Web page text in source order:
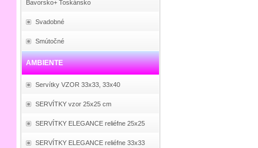
Bavorsko+ Toskánsko
Svadobné
Smútočné
AMBIENTE
Servítky VZOR 33x33, 33x40
SERVÍTKY vzor 25x25 cm
SERVÍTKY ELEGANCE reliéfne 25x25
SERVÍTKY ELEGANCE reliéfne 33x33